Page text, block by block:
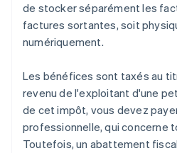
de stocker séparément les
factures sortantes, soit
numériquement.
Les bénéfices sont taxés au
revenu de l'exploitant d'une
de cet impôt, vous devez
professionnelle, qui concerne
Toutefois, un abattement